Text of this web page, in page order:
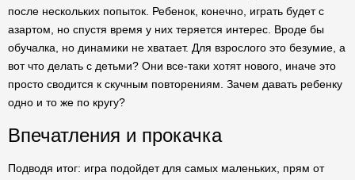
после нескольких попыток. Ребенок, конечно, играть будет с
азартом, но спустя время у них теряется интерес. Вроде бы
обучалка, но динамики не хватает. Для взрослого это безумие, а
вот что делать с детьми? Они все-таки хотят нового, иначе это
просто сводится к скучным повторениям. Зачем давать ребенку
одно и то же по кругу?
Впечатления и прокачка
Подводя итог: игра подойдет для самых маленьких, прям от